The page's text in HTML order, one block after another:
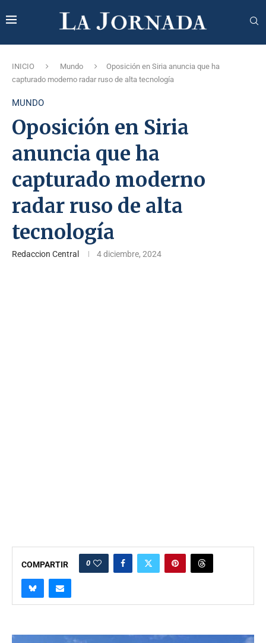
INICIO Mundo
Oposición en Siria anuncia que ha
capturado moderno radar ruso de alta tecnología
MUNDO
Oposición en Siria
anuncia que ha
capturado moderno
radar ruso de alta
tecnología
Redaccion Central 4 diciembre, 2024
COMPARTIR 0